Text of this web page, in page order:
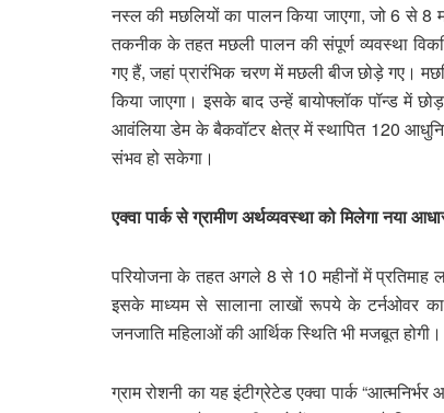
नस्ल की मछलियों का पालन किया जाएगा, जो 6 से
तकनीक के तहत मछली पालन की संपूर्ण व्यवस्था
गए हैं, जहां प्रारंभिक चरण में मछली बीज छोड़े गए।
किया जाएगा। इसके बाद उन्हें बायोफ्लॉक पॉन्ड में
आवंलिया डेम के बैकवॉटर क्षेत्र में स्थापित 120
संभव हो सकेगा।
एक्वा पार्क से ग्रामीण अर्थव्यवस्था को मिलेगा नया
परियोजना के तहत अगले 8 से 10 महीनों में प्रतिमाह
इसके माध्यम से सालाना लाखों रूपये के टर्नओवर
जनजाति महिलाओं की आर्थिक स्थिति भी मजबूत होगी।
ग्राम रोशनी का यह इंटीग्रेटेड एक्वा पार्क